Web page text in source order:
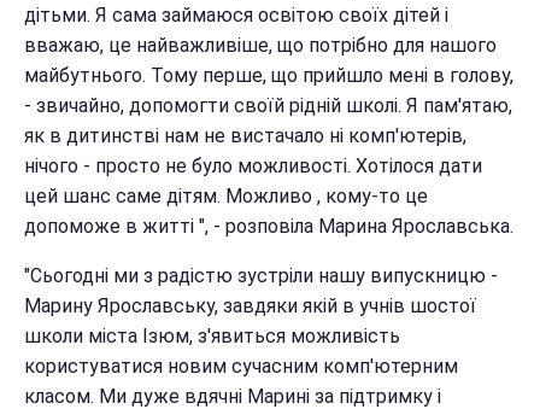
дітьми. Я сама займаюся освітою своїх дітей і
вважаю, це найважливіше, що потрібно для нашого
майбутнього. Тому перше, що прийшло мені в голову,
- звичайно, допомогти своїй рідній школі. Я пам'ятаю,
як в дитинстві нам не вистачало ні комп'ютерів,
нічого - просто не було можливості. Хотілося дати
цей шанс саме дітям. Можливо , кому-то це
допоможе в житті ", - розповіла Марина Ярославська.
"Сьогодні ми з радістю зустріли нашу випускницю -
Марину Ярославську, завдяки якій в учнів шостої
школи міста Ізюм, з'явиться можливість
користуватися новим сучасним комп'ютерним
класом. Ми дуже вдячні Марині за підтримку і